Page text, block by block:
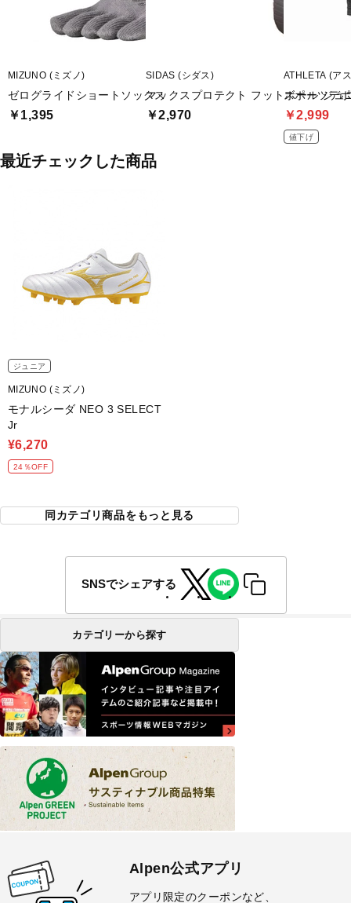
MIZUNO (ミズノ)
ゼログライドショートソックス
￥1,395
SIDAS (シダス)
マックスプロテクト フットボール ジュ
￥2,970
ATHLETA (ア
スポーツデ
￥2,999
値下げ
最近チェックした商品
ジュニア
MIZUNO (ミズノ)
モナルシーダ NEO 3 SELECT
Jr
¥6,270
24％OFF
同カテゴリ商品をもっと見る
SNSでシェアする
カテゴリーから探す
Alpen公式アプリ
アプリ限定のクーポンなど、